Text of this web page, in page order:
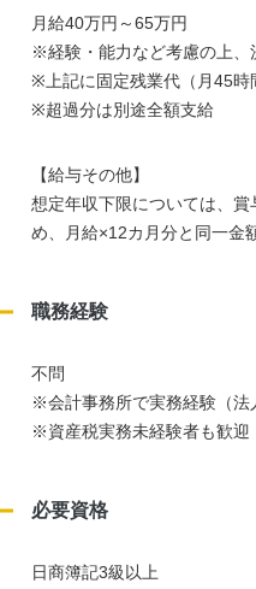
月給40万円～65万円
※経験・能力など考慮の上、
※上記に固定残業代（月45時
※超過分は別途全額支給
【給与その他】
想定年収下限については、
め、月給×12カ月分と同一金
職務経験
不問
※会計事務所で実務経験（法
※資産税実務未経験者も歓迎
必要資格
日商簿記3級以上